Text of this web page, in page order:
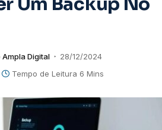
Ampla Digital
28/12/2024
Tempo de Leitura 6 Mins